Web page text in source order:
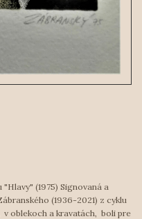
(1975) Signovaná a
(1936-2021) z cyklu
oblekoch a kravatách, boli pre